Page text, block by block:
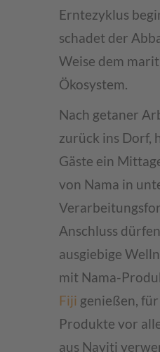
Erntezyklus
schadet der
Weise dem
Ökosystem.
Nach getaner
zurück ins Dorf,
Gäste ein
von Nama in
Anschluss
ausgiebige
mit Nama-
Fiji genießen,
Produkte vor
aus Naviti